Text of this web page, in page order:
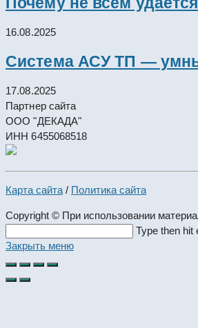
16.08.2025
Система АСУ ТП —
17.08.2025
Партнер сайта
ООО "ДЕКАДА"
ИНН 6455068518
Карта сайта / Политика сайта
Copyright © При использовании
this
website
Type then hit
Закрыть меню